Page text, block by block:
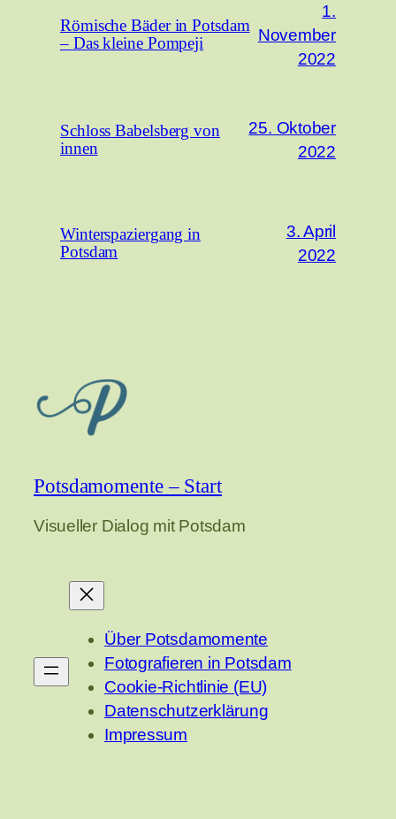
Römische Bäder in Potsdam
– Das kleine Pompeji
1.
November
2022
Schloss Babelsberg von
innen
25. Oktober
2022
Winterspaziergang in
Potsdam
3. April
2022
Potsdamomente – Start
Visueller Dialog mit Potsdam
Über Potsdamomente
Fotografieren in Potsdam
Cookie-Richtlinie (EU)
Datenschutzerklärung
Impressum